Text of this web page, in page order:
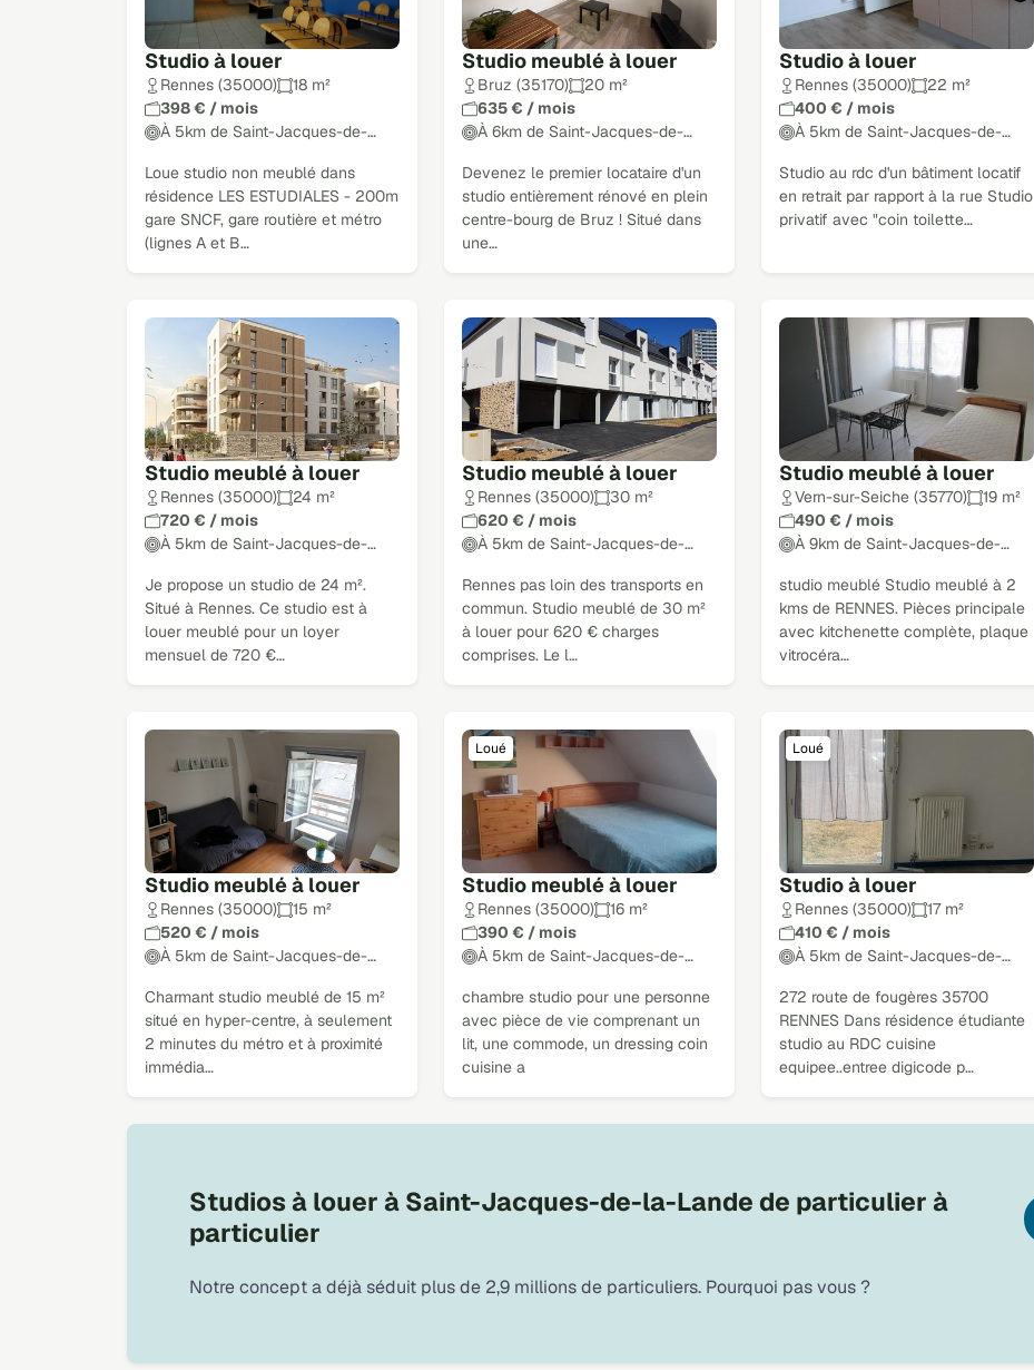
Studio à louer
Rennes (35000)
18 m²
398 € / mois
À 5km de Saint-Jacques-de-…
Loue studio non meublé dans
résidence LES ESTUDIALES - 200m
gare SNCF, gare routière et métro
(lignes A et B…
Studio meublé à louer
Bruz (35170)
20 m²
635 € / mois
À 6km de Saint-Jacques-de-…
Devenez le premier locataire d'un
studio entièrement rénové en plein
centre-bourg de Bruz ! Situé dans
une…
Studio à louer
Rennes (35000)
22 m²
400 € / mois
À 5km de Saint-Jacques-de-…
Studio au rdc d'un bâtiment locatif
en retrait par rapport à la rue Studio
privatif avec "coin toilette…
Studio meublé à louer
Rennes (35000)
24 m²
720 € / mois
À 5km de Saint-Jacques-de-…
Je propose un studio de 24 m².
Situé à Rennes. Ce studio est à
louer meublé pour un loyer
mensuel de 720 €…
Studio meublé à louer
Rennes (35000)
30 m²
620 € / mois
À 5km de Saint-Jacques-de-…
Rennes pas loin des transports en
commun. Studio meublé de 30 m²
à louer pour 620 € charges
comprises. Le l…
Studio meublé à louer
Vern-sur-Seiche (35770)
19 m²
490 € / mois
À 9km de Saint-Jacques-de-…
studio meublé Studio meublé à 2
kms de RENNES. Pièces principale
avec kitchenette complète, plaque
vitrocéra…
Studio meublé à louer
Rennes (35000)
15 m²
520 € / mois
À 5km de Saint-Jacques-de-…
Charmant studio meublé de 15 m²
situé en hyper-centre, à seulement
2 minutes du métro et à proximité
immédia…
Studio meublé à louer
Loué
Rennes (35000)
16 m²
390 € / mois
À 5km de Saint-Jacques-de-…
chambre studio pour une personne
avec pièce de vie comprenant un
lit, une commode, un dressing coin
cuisine a
Studio à louer
Loué
Rennes (35000)
17 m²
410 € / mois
À 5km de Saint-Jacques-de-…
272 route de fougères 35700
RENNES Dans résidence étudiante
studio au RDC cuisine
equipee..entree digicode p…
Studios à louer à Saint-Jacques-de-la-Lande de particulier à
particulier
Notre concept a déjà séduit plus de 2,9 millions de particuliers. Pourquoi pas vous ?